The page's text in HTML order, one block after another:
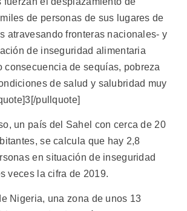
de personas de sus lugares de
atravesando fronteras nacionales- y
de inseguridad alimentaria
consecuencia de sequías, pobreza
de salud y salubridad muy
pullquote]
un país del Sahel con cerca de 20
se calcula que hay 2,8
en situación de inseguridad
veces la cifra de 2019.
Nigeria, una zona de unos 13